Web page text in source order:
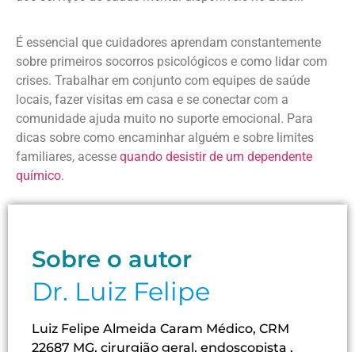
É essencial que cuidadores aprendam constantemente
sobre primeiros socorros psicológicos e como lidar com
crises. Trabalhar em conjunto com equipes de saúde
locais, fazer visitas em casa e se conectar com a
comunidade ajuda muito no suporte emocional. Para
dicas sobre como encaminhar alguém e sobre limites
familiares, acesse quando desistir de um dependente
químico.
Sobre o autor
Dr. Luiz Felipe
Luiz Felipe Almeida Caram Médico, CRM
22687 MG, cirurgião geral, endoscopista ,